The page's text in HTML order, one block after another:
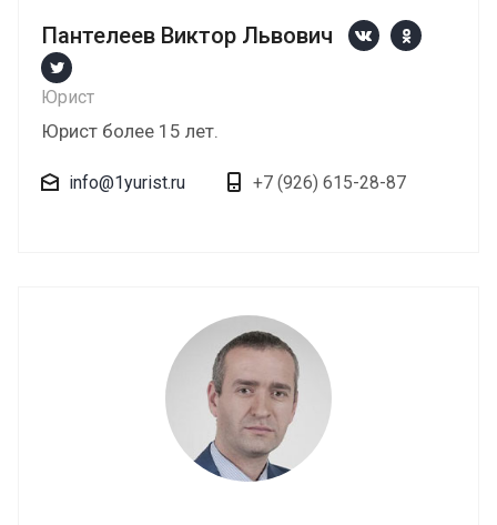
Пантелеев Виктор Львович
Юрист
Юрист более 15 лет.
info@1yurist.ru +7 (926) 615-28-87